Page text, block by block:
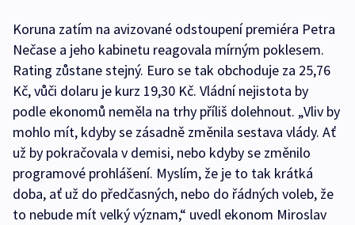
Koruna zatím na avizované odstoupení premiéra Petra
Nečase a jeho kabinetu reagovala mírným poklesem.
Rating zůstane stejný. Euro se tak obchoduje za 25,76
Kč, vůči dolaru je kurz 19,30 Kč. Vládní nejistota by
podle ekonomů neměla na trhy příliš dolehnout. „Vliv by
mohlo mít, kdyby se zásadně změnila sestava vlády. Ať
už by pokračovala v demisi, nebo kdyby se změnilo
programové prohlášení. Myslím, že je to tak krátká
doba, ať už do předčasných, nebo do řádných voleb, že
to nebude mít velký význam,“ uvedl ekonom Miroslav